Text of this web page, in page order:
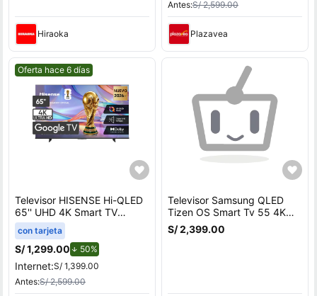
Hiraoka
Antes:S/ 2,599.00
Plazavea
Mejor precio.
Oferta hace 6 días
Televisor HISENSE Hi-QLED
65'' UHD 4K Smart TV
65QD68SG
con tarjeta
S/ 1,299.00 50%
Internet:S/ 1,399.00
Antes:S/ 2,599.00
Televisor Samsung QLED
Tizen OS Smart Tv 55 4K
QN55Q65DAGXPE +
Soundbar HW C400
S/ 2,399.00